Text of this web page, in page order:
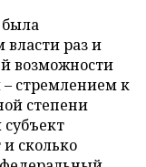
раз и
возможности
стремлением к
степени
сколько